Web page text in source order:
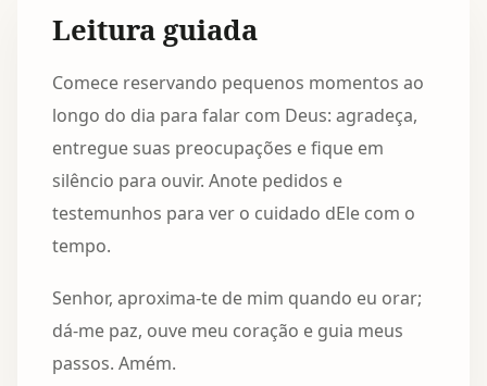
Leitura guiada
Comece reservando pequenos momentos ao
longo do dia para falar com Deus: agradeça,
entregue suas preocupações e fique em
silêncio para ouvir. Anote pedidos e
testemunhos para ver o cuidado dEle com o
tempo.
Senhor, aproxima-te de mim quando eu orar;
dá-me paz, ouve meu coração e guia meus
passos. Amém.